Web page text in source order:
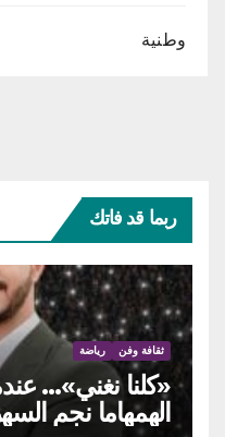
وطنية
ربما قد فاتك
ثقافة وفن رياضة
«كلنا نغني»…
الهمهاما نجم